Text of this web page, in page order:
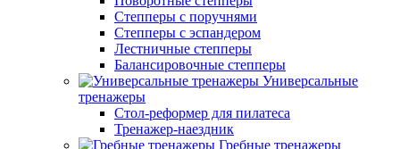
Степперы с поручнями
Степперы с эспандером
Лестничные степперы
Балансировочные степперы
Универсальные
тренажеры
Стол-реформер для пилатеса
Тренажер-наездник
Гребные тренажеры